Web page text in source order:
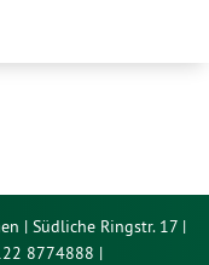
| Südliche Ringstr. 17 |
8774888 |